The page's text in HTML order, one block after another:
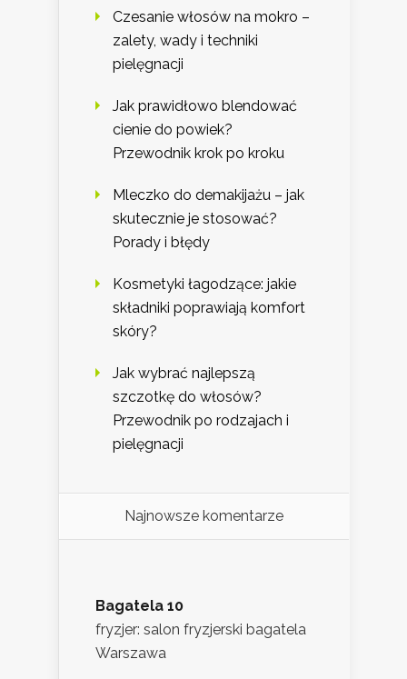
Czesanie włosów na mokro –
zalety, wady i techniki
pielęgnacji
Jak prawidłowo blendować
cienie do powiek?
Przewodnik krok po kroku
Mleczko do demakijażu – jak
skutecznie je stosować?
Porady i błędy
Kosmetyki łagodzące: jakie
składniki poprawiają komfort
skóry?
Jak wybrać najlepszą
szczotkę do włosów?
Przewodnik po rodzajach i
pielęgnacji
Najnowsze komentarze
Bagatela 10
fryzjer: salon fryzjerski bagatela
Warszawa